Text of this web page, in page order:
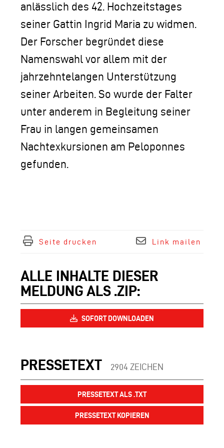
anlässlich des 42. Hochzeitstages
seiner Gattin Ingrid Maria zu widmen.
Der Forscher begründet diese
Namenswahl vor allem mit der
jahrzehntelangen Unterstützung
seiner Arbeiten. So wurde der Falter
unter anderem in Begleitung seiner
Frau in langen gemeinsamen
Nachtexkursionen am Peloponnes
gefunden.
Seite drucken Link mailen
ALLE INHALTE DIESER
MELDUNG ALS .ZIP:
SOFORT DOWNLOADEN
PRESSETEXT 2904 ZEICHEN
PRESSETEXT ALS .TXT
PRESSETEXT KOPIEREN